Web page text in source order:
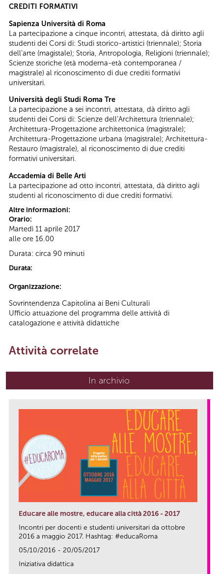
CREDITI FORMATIVI
Sapienza Università di Roma
La partecipazione a cinque incontri, attestata, dà diritto agli
studenti dei Corsi di: Studi storico-artistici (triennale); Storia
dell’arte (magistale); Storia, Antropologia, Religioni (triennale);
Scienze storiche (età moderna-età contemporanea /
magistrale) al riconoscimento di due crediti formativi
universitari.
Università degli Studi Roma Tre
La partecipazione a sei incontri, attestata, dà diritto agli
studenti dei Corsi di: Scienze dell’Architettura (triennale);
Architettura-Progettazione architettonica (magistrale);
Architettura-Progettazione urbana (magistrale); Architettura-
Restauro (magistrale), al riconoscimento di due crediti
formativi universitari.
Accademia di Belle Arti
La partecipazione ad otto incontri, attestata, dà diritto agli
studenti al riconoscimento di due crediti formativi.
Altre informazioni:
Orario:
Martedì 11 aprile 2017
alle ore 16.00
Durata: circa 90 minuti
Durata:
Organizzazione:
Sovrintendenza Capitolina ai Beni Culturali
Ufficio attuazione del programma delle attività di
catalogazione e attività didattiche
Attività correlate
In archivio
Educare alle mostre, educare alla città 2016 - 2017
Incontri per docenti e studenti universitari da ottobre
2016 a maggio 2017. Hashtag: #educaRoma
05/10/2016 - 20/05/2017
Iniziativa didattica